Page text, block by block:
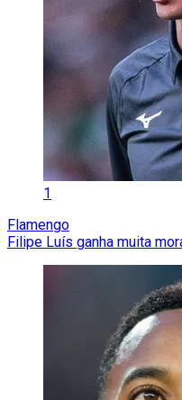
1
Flamengo
Filipe Luís ganha muita